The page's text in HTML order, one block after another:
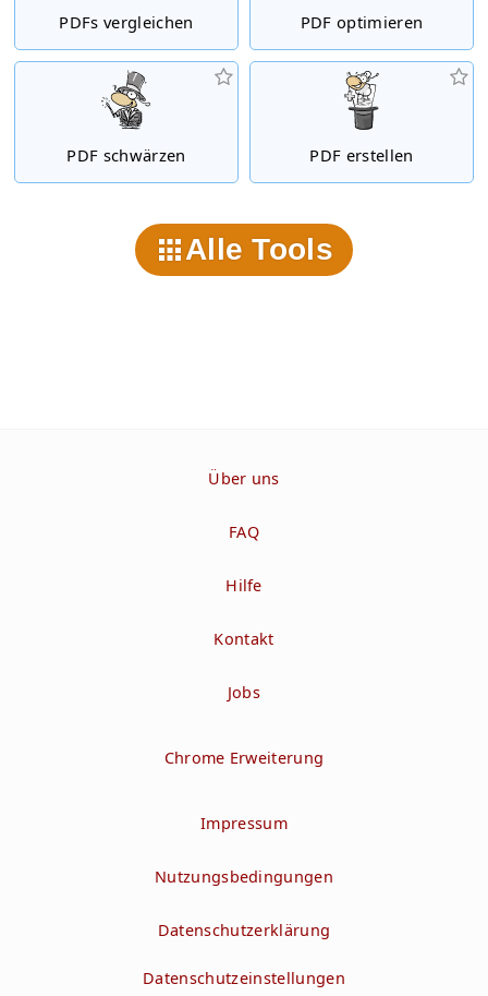
PDFs vergleichen PDF optimieren
PDF schwärzen PDF erstellen
Alle Tools
Über uns
FAQ
Hilfe
Kontakt
Jobs
Chrome Erweiterung
Impressum
Nutzungsbedingungen
Datenschutzerklärung
Datenschutzeinstellungen